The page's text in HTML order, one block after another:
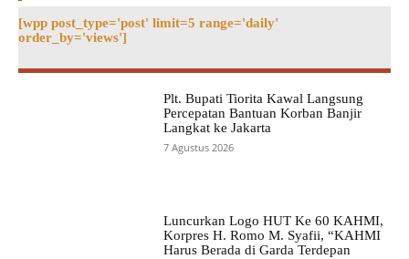
[wpp post_type='post' limit=5 range='daily'
order_by='views']
Plt. Bupati Tiorita Kawal Langsung
Percepatan Bantuan Korban Banjir
Langkat ke Jakarta
7 Agustus 2026
Luncurkan Logo HUT Ke 60 KAHMI,
Korpres H. Romo M. Syafii, “KAHMI
Harus Berada di Garda Terdepan